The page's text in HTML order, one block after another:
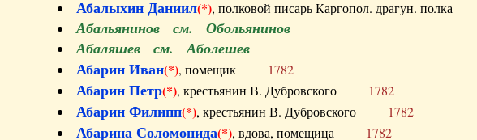
Абалыхин Даниил(*), полковой писарь Каргопол. драгун. полка
Абальянинов см. Обольянинов
Абаляшев см. Аболешев
Абарин Иван(*), помещик 1782
Абарин Петр(*), крестьянин В. Дубровского 1782
Абарин Филипп(*), крестьянин В. Дубровского 1782
Абарина Соломонида(*), вдова, помещица 1782